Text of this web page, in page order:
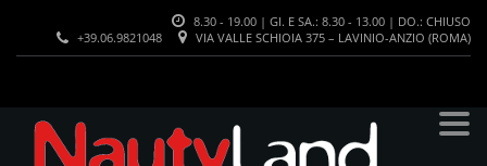
8.30 - 19.00 | GI. E SA.: 8.30 - 13.00 | DO.: CHIUSO
VIA VALLE SCHIOIA 375 – LAVINIO-ANZIO (ROMA)
+39.06.9821048